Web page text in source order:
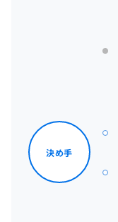
決め手